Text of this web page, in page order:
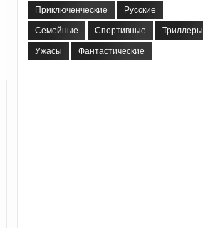
Приключенческие Русские
Семейные Спортивные Триллеры
Ужасы Фантастические